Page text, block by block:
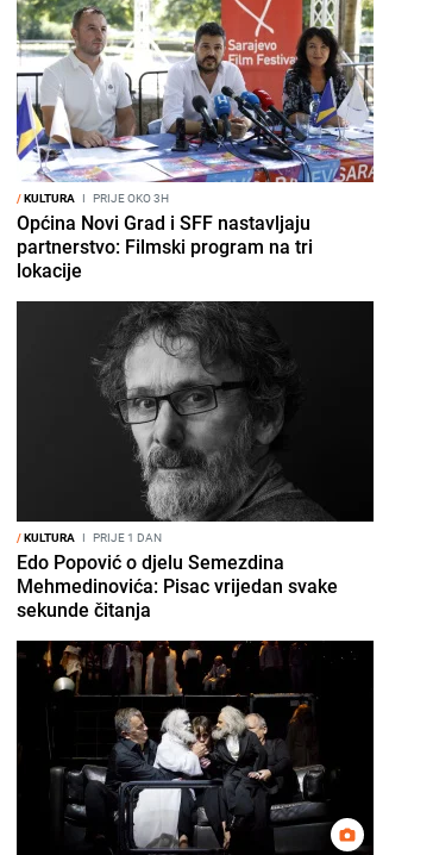
/KULTURA I PRIJE OKO 3H
Općina Novi Grad i SFF nastavljaju
partnerstvo: Filmski program na tri
lokacije
/KULTURA I PRIJE 1 DAN
Edo Popović o djelu Semezdina
Mehmedinovića: Pisac vrijedan svake
sekunde čitanja